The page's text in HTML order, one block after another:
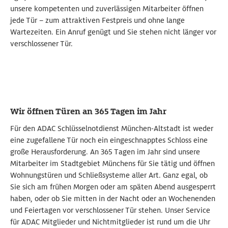
unsere kompetenten und zuverlässigen Mitarbeiter öffnen
jede Tür – zum attraktiven Festpreis und ohne lange
Wartezeiten. Ein Anruf genügt und Sie stehen nicht länger vor
verschlossener Tür.
Wir öffnen Türen an 365 Tagen im Jahr
Für den ADAC Schlüsselnotdienst München-Altstadt ist weder
eine zugefallene Tür noch ein eingeschnapptes Schloss eine
große Herausforderung. An 365 Tagen im Jahr sind unsere
Mitarbeiter im Stadtgebiet Münchens für Sie tätig und öffnen
Wohnungstüren und Schließsysteme aller Art. Ganz egal, ob
Sie sich am frühen Morgen oder am späten Abend ausgesperrt
haben, oder ob Sie mitten in der Nacht oder an Wochenenden
und Feiertagen vor verschlossener Tür stehen. Unser Service
für ADAC Mitglieder und Nichtmitglieder ist rund um die Uhr